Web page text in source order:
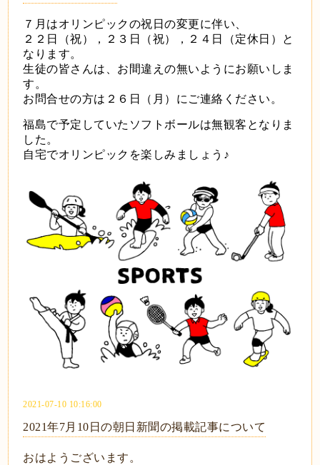
７月はオリンピックの祝日の変更に伴い、
２２日（祝），２３日（祝），２４日（定休日）と
なります。
生徒の皆さんは、お間違えの無いようにお願いしま
す。
お問合せの方は２６日（月）にご連絡ください。
福島で予定していたソフトボールは無観客となりま
した。
自宅でオリンピックを楽しみましょう♪
2021-07-10 10:16:00
2021年7月10日の朝日新聞の掲載記事について
おはようございます。